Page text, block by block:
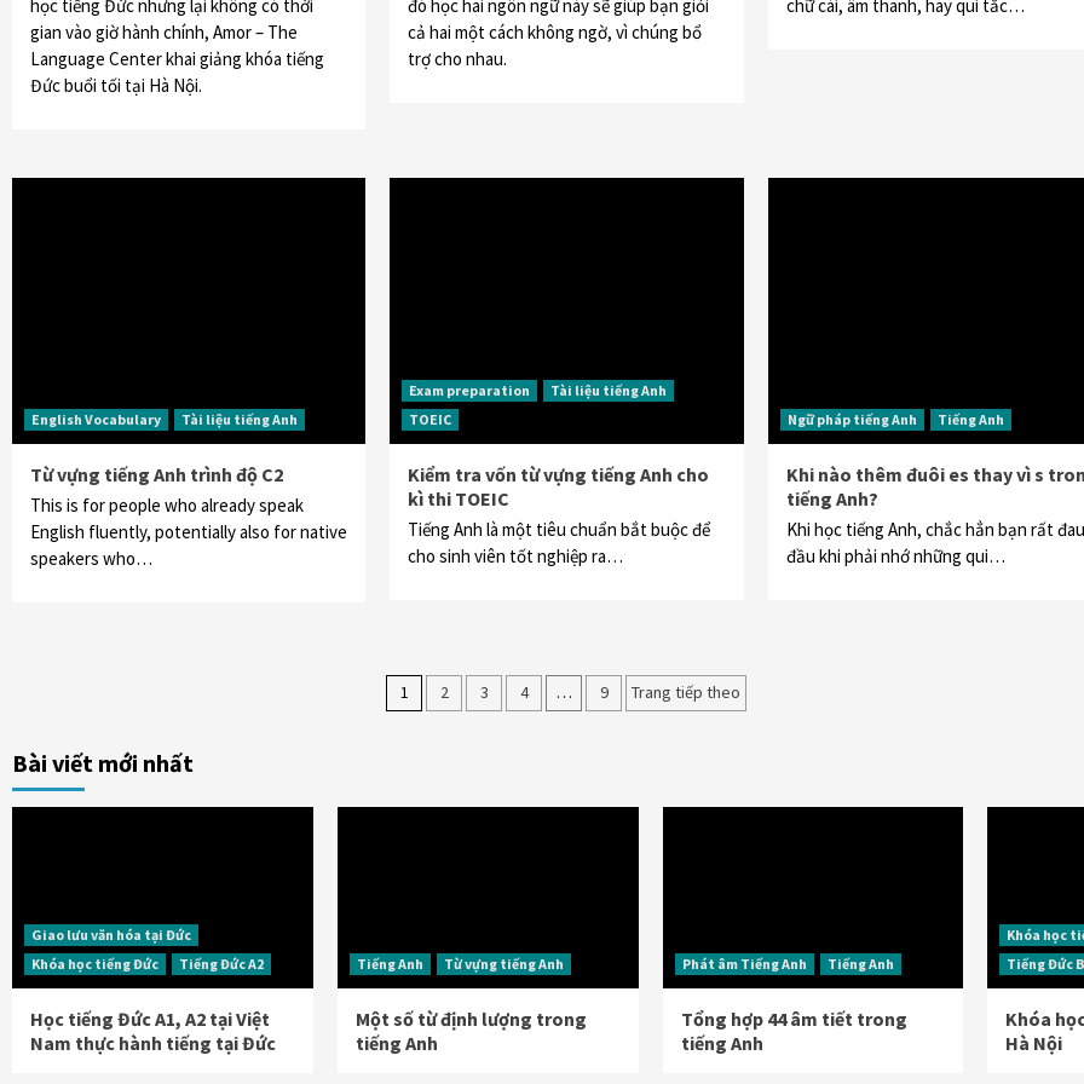
học tiếng Đức nhưng lại không có thời
gian vào giờ hành chính, Amor – The
Language Center khai giảng khóa tiếng
Đức buổi tối tại Hà Nội.
đó học hai ngôn ngữ này sẽ giúp bạn giỏi
cả hai một cách không ngờ, vì chúng bổ
trợ cho nhau.
chữ cái, âm thanh, hay qui tắc…
English Vocabulary Tài liệu tiếng Anh
Từ vựng tiếng Anh trình độ C2
This is for people who already speak
English fluently, potentially also for native
speakers who…
Exam preparation
Tài liệu tiếng Anh
TOEIC
Kiểm tra vốn từ vựng tiếng Anh cho
kì thi TOEIC
Tiếng Anh là một tiêu chuẩn bắt buộc để
cho sinh viên tốt nghiệp ra…
Ngữ pháp tiếng Anh Tiếng Anh
Khi nào thêm đuôi es thay vì s
tiếng Anh?
Khi học tiếng Anh, chắc hẳn bạn rất đau
đầu khi phải nhớ những qui…
Phân
1 2 3 4 … 9 Trang tiếp theo
Bài viết mới nhất
Giao lưu văn hóa tại Đức
Khóa học tiếng Đức
Tiếng Đức A2
Học tiếng Đức A1, A2 tại Việt
Nam thực hành tiếng tại Đức
Tiếng Anh Từ vựng tiếng Anh
Một số từ định lượng trong
tiếng Anh
Phát âm Tiếng Anh Tiếng Anh
Tổng hợp 44 âm tiết trong
tiếng Anh
Khóa học
Tiếng Đức
Khóa
Hà Nội